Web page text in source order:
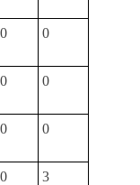
0 0
0 0
0 0
0 3